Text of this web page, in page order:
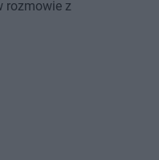
rozmowie z